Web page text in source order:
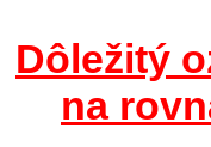
Dôležitý
na